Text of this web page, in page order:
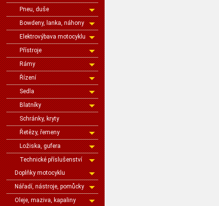
Pneu, duše
Bowdeny, lanka, náhony
Elektrovýbava motocyklu
Přístroje
Rámy
Řízení
Sedla
Blatníky
Schránky, kryty
Řetězy, řemeny
Ložiska, gufera
Technické příslušenství
Doplňky motocyklu
Nářadí, nástroje, pomůcky
Oleje, maziva, kapaliny